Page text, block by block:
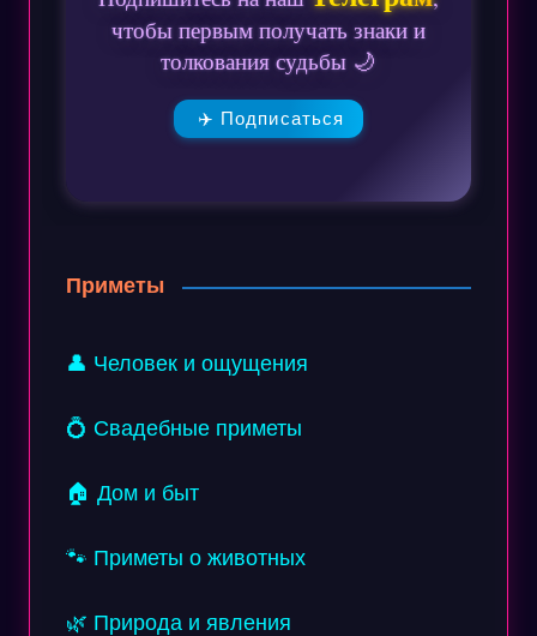
чтобы первым получать знаки и
толкования судьбы 🌙
✈️ Подписаться
Приметы
👤 Человек и ощущения
💍 Свадебные приметы
🏠 Дом и быт
🐾 Приметы о животных
🌿 Природа и явления